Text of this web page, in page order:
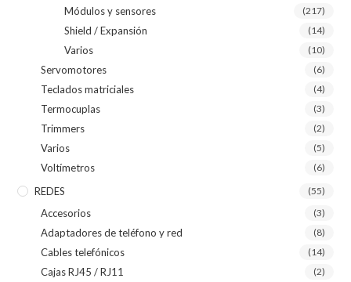
Módulos y sensores (217)
Shield / Expansión (14)
Varios (10)
Servomotores (6)
Teclados matriciales (4)
Termocuplas (3)
Trimmers (2)
Varios (5)
Voltímetros (6)
REDES (55)
Accesorios (3)
Adaptadores de teléfono y red (8)
Cables telefónicos (14)
Cajas RJ45 / RJ11 (2)